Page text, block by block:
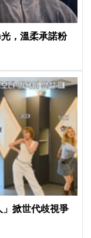
，溫柔承諾粉
掀世代歧視爭